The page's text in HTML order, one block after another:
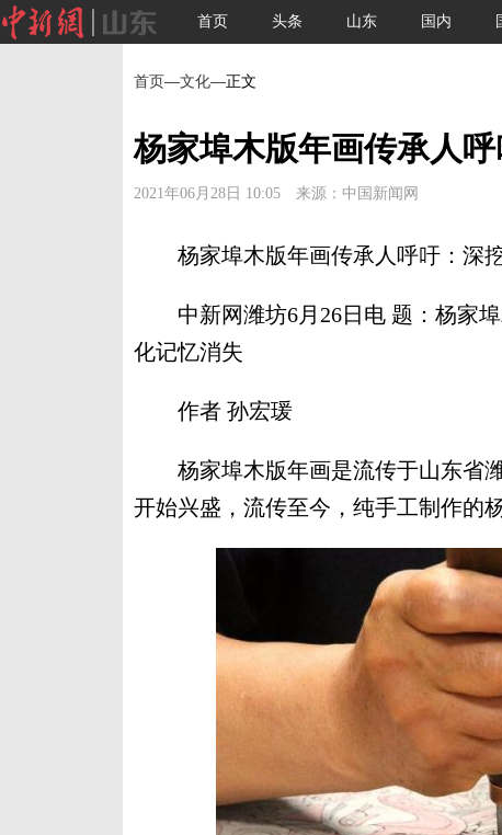
首页 头条 山东 国内
首页—文化—正文
杨家埠木版年画传承人
2021年06月28日 10:05 来源：中国新闻网
杨家埠木版年画传承人呼吁：深挖
中新网潍坊6月26日电 题：杨家埠
化记忆消失
作者 孙宏瑗
杨家埠木版年画是流传于山东省潍
开始兴盛，流传至今，纯手工制作的